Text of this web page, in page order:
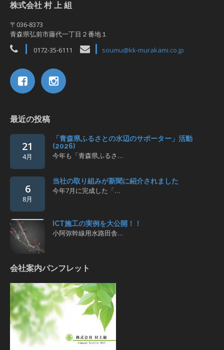
株式会社 村 上 組
〒036-8373
青森県弘前市藤代一丁目２番地１
0172-35-6111
soumu@kk-murakami.co.jp
最近の投稿
21
4月
「青森県ふるさとの水辺のサポーター」活動
(2026)
今年も「青森県ふるさ…
6
8月
当社の取り組みが新聞に紹介されました
今年7月に完成した「…
ICT施工の実例を大公開！！
小阿弥幹線用水路田舎…
会社案内パンフレット